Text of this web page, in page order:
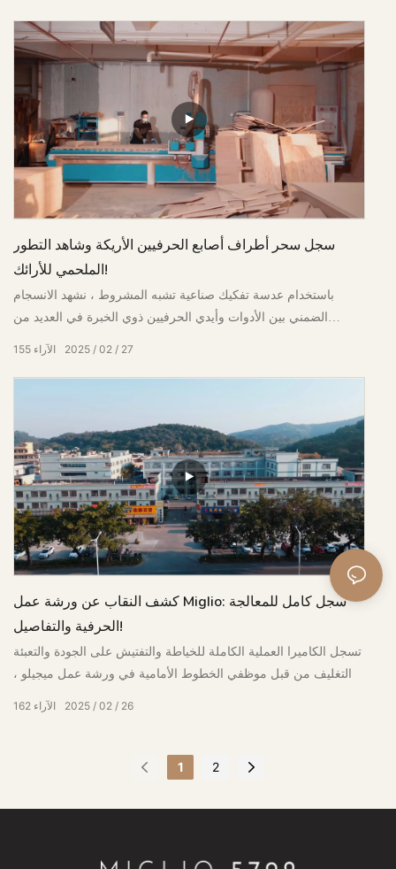
سجل سحر أطراف أصابع الحرفيين الأريكة وشاهد التطور
الملحمي للأرائك!
باستخدام عدسة تفكيك صناعية تشبه المشروط ، نشهد الانسجام
الضمني بين الأدوات وأيدي الحرفيين ذوي الخبرة في العديد من
إجراءات العمل
2025 02 27
155 الآراء
كشف النقاب عن ورشة عمل Miglio: سجل كامل للمعالجة
الحرفية والتفاصيل!
تسجل الكاميرا العملية الكاملة للخياطة والتفتيش على الجودة والتعبئة
والتغليف من قبل موظفي الخطوط الأمامية في ورشة عمل ميجيلو ،
مما يدل على تفاصيل الإنتاج الصارمة والحرفية الجماعية
2025 02 26
162 الآراء
1 2